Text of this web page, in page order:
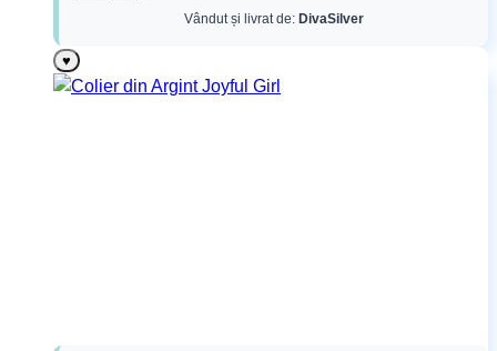
Vândut și livrat de: DivaSilver
♥